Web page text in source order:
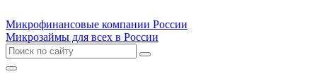
Микрофинансовые компании России
Микрозаймы для всех в России